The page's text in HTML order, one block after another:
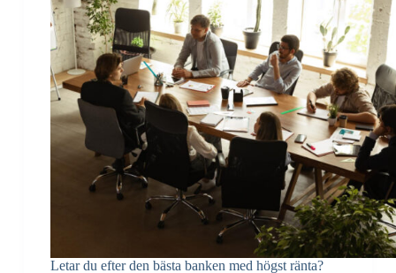
Letar du efter den bästa banken med högst ränta?